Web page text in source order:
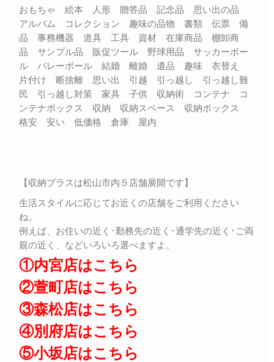
おもちゃ 絵本 人形 贈答品 記念品 思い出の品
アルバム コレクション 趣味の品物 書類 伝票 備
品 事務機器 道具 工具 資材 在庫商品 棚卸商
品 サンプル品 販促ツール 野球用品 サッカーボー
ル バレーボール 結婚 離婚 遺品 趣味 衣替え
片付け 断捨離 思い出 引越 引っ越し 引っ越し難
民 引っ越し対策 家具 子供 収納術 コンテナ コ
ンテナボックス 収納 収納スペース 収納ボックス
格安 安い 低価格 倉庫 屋内
【収納プラスは松山市内５店舗展開です】
生活スタイルに応じてお近くの店舗をご利用ください
ね。
例えば、お住いの近く･勤務先の近く･通学先の近く･ご両
親の近く、などいろいろ選べますよ。
①内宮店はこちら
②萱町店はこちら
③森松店はこちら
④別府店はこちら
⑤小坂店はこちら